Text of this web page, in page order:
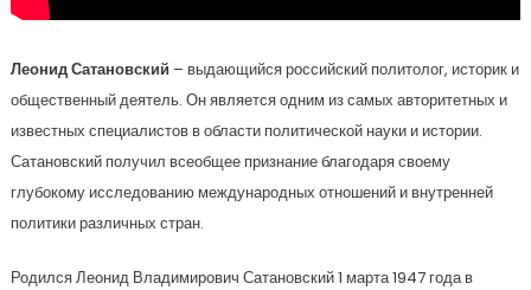
Леонид Сатановский – выдающийся российский политолог, историк и
общественный деятель. Он является одним из самых авторитетных и
известных специалистов в области политической науки и истории.
Сатановский получил всеобщее признание благодаря своему
глубокому исследованию международных отношений и внутренней
политики различных стран.
Родился Леонид Владимирович Сатановский 1 марта 1947 года в